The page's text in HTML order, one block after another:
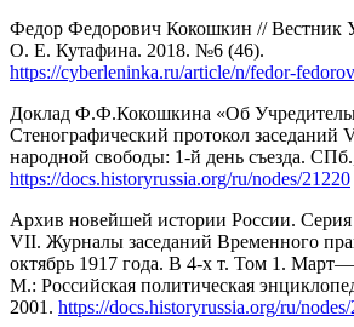
Федор Федорович Кокошкин // Вестник
О. Е. Кутафина. 2018. №6 (46).
https://cyberleninka.ru/article/n/fedor-
Доклад Ф.Ф.Кокошкина «Об
Стенографический протокол заседаний
народной свободы: 1-й день съезда.
https://docs.historyrussia.org/ru/nodes/21220
Архив новейшей истории России.
VII. Журналы заседаний Временного
октябрь 1917 года. В 4-х т. Том 1.
М.: Российская политическая
2001. https://docs.historyrussia.org/ru/